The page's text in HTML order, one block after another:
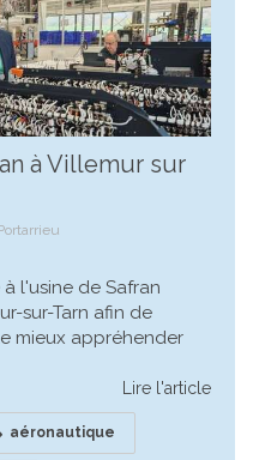
à Villemur sur
l'usine de Safran
sur-Tarn afin de
mieux appréhender
Lire l'article
aéronautique